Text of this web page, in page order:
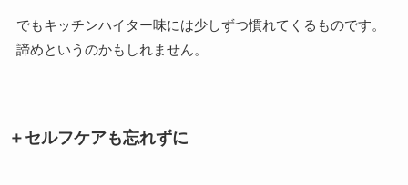
でもキッチンハイター味には少しずつ慣れてくるものです。
諦めというのかもしれません。
＋セルフケアも忘れずに